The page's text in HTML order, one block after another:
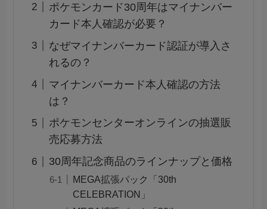
ポケモンカード30周年はマイナンバー
カード本人確認が必要？
なぜマイナンバーカード認証が導入さ
れるの？
マイナンバーカード本人確認の方法
は？
ポケモンセンターオンラインの抽選販
売応募方法
30周年記念商品のラインナップと価格
MEGA拡張パック「30th
CELEBRATION」